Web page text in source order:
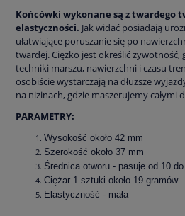
Końcówki wykonane są z twardego
elastyczności. Jak widać posiadają
ułatwiające poruszanie się po
twardej. Ciężko jest określić żywotność,
techniki marszu, nawierzchni i czasu
osobiście wystarczają na dłuższe
na nizinach, gdzie maszerujemy całymi
PARAMETRY:
Wysokość około 42 mm
Szerokość około 37 mm
Średnica otworu - pasuje od 10
Ciężar 1 sztuki około 19 gramów
Elastyczność - mała